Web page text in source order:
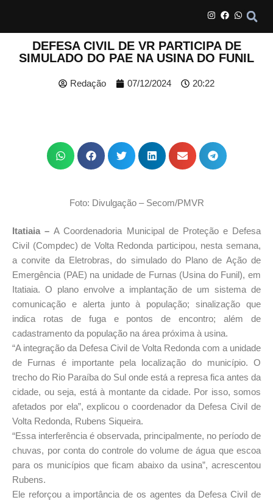
DEFESA CIVIL DE VR PARTICIPA DE
SIMULADO DO PAE NA USINA DO FUNIL
Redação 07/12/2024 20:22
Foto: Divulgação – Secom/PMVR
Itatiaia –A Coordenadoria Municipal de Proteção e Defesa
Civil (Compdec) de Volta Redonda participou, nesta semana,
a convite da Eletrobras, do simulado do Plano de Ação de
Emergência (PAE) na unidade de Furnas (Usina do Funil), em
Itatiaia. O plano envolve a implantação de um sistema de
comunicação e alerta junto à população; sinalização que
indica rotas de fuga e pontos de encontro; além de
cadastramento da população na área próxima à usina.
“A integração da Defesa Civil de Volta Redonda com a unidade
de Furnas é importante pela localização do município. O
trecho do Rio Paraíba do Sul onde está a represa fica antes da
cidade, ou seja, está à montante da cidade. Por isso, somos
afetados por ela”, explicou o coordenador da Defesa Civil de
Volta Redonda, Rubens Siqueira.
“Essa interferência é observada, principalmente, no período de
chuvas, por conta do controle do volume de água que escoa
para os municípios que ficam abaixo da usina”, acrescentou
Rubens.
Ele reforçou a importância de os agentes da Defesa Civil de